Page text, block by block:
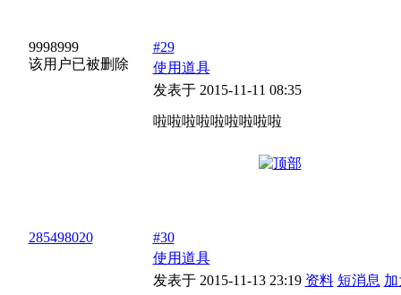
9998999
该用户已被删除
#29
使用道具
发表于 2015-11-11 08:35
啦啦啦啦啦啦啦啦啦
285498020
#30
使用道具
发表于 2015-11-13 23:19 资料 短消息